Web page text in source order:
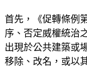
首先，《促轉條例
序、否定威權統治
出現於公共建築或
移除、改名，或以